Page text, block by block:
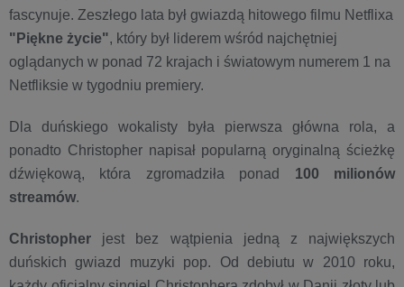
fascynuje. Zeszłego lata był gwiazdą hitowego filmu Netflixa
"Piękne życie", który był liderem wśród najchętniej
oglądanych w ponad 72 krajach i światowym numerem 1 na
Netfliksie w tygodniu premiery.
Dla duńskiego wokalisty była pierwsza główna rola, a
ponadto Christopher napisał popularną oryginalną ścieżkę
dźwiękową, która zgromadziła ponad
100 milionów
streamów.
Christopher jest bez wątpienia jedną z największych
duńskich gwiazd muzyki pop. Od debiutu w 2010 roku,